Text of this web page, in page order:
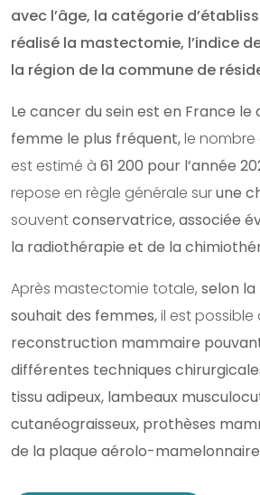
avec l’âge, la catégorie
réalisé la mastectomie, l’indice
la région de la commune de
Le cancer du sein est en France le
femme le plus fréquent,le
est estimé à 61 200 pour l’année
repose en règle générale surune
souventconservatrice, associée
la radiothérapie et de la
Après mastectomie totale, selon
souhait des femmes,il est
reconstruction mammaire
différentes techniques
tissu adipeux, lambeaux
cutanéograisseux, prothèses
de la plaque aérolo-